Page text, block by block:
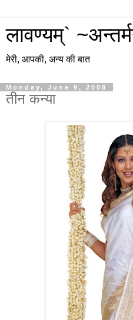
लावण्यम्`
मेरी, आपकी, अन्य की बात
Monday, June 9, 2008
तीन कन्या